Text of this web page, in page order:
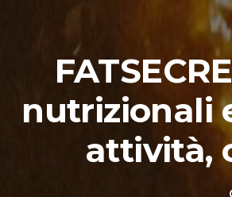
nutrizionali
attività,